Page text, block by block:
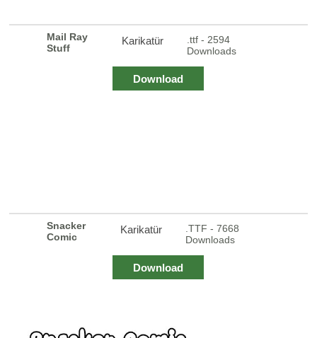
Mail Ray
Stuff
Karikatür
.ttf - 2594
Downloads
Download
Snacker
Comic
Karikatür
.TTF - 7668
Downloads
Download